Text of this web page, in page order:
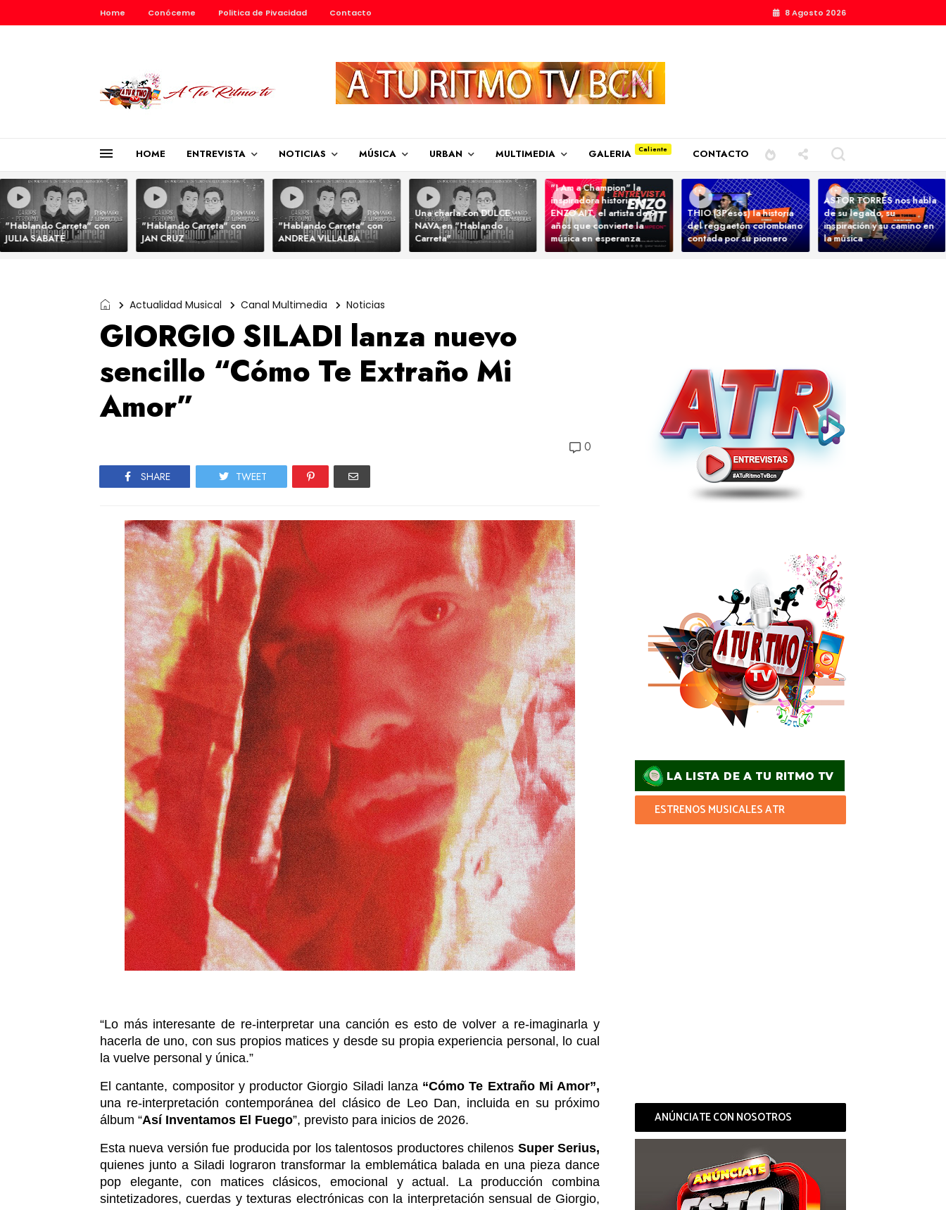
Home Conóceme Politica de Pivacidad Contacto 8 Agosto 2026
HOME ENTREVISTA NOTICIAS MÚSICA URBAN MULTIMEDIA GALERIA CONTACTO
"Hablando Carreta" con
JULIA SABATÉ
"Hablando Carreta" con
JAN CRUZ
"Hablando Carreta" con
ANDREA VILLALBA
Una charla con DULCE
NAVA en "Hablando
Carreta"
"I Am a Champion" la
inspiradora historia de
ENZO AIT, el artista de 9
años que convierte la
música en esperanza
THIO (3Pesos) la historia
del reggaetón colombiano
contada por su pionero
ASTOR TORRES nos habla
de su legado, su
inspiración y su camino en
la música
Actualidad Musical Canal Multimedia Noticias
GIORGIO SILADI lanza nuevo
sencillo “Cómo Te Extraño Mi
Amor”
0
SHARE TWEET
“Lo más interesante de re-interpretar una canción es esto de volver a re-imaginarla y
hacerla de uno, con sus propios matices y desde su propia experiencia personal, lo cual
la vuelve personal y única.”
El cantante, compositor y productor Giorgio Siladi lanza “Cómo Te Extraño Mi Amor”,
una re-interpretación contemporánea del clásico de Leo Dan, incluida en su próximo
álbum “Así Inventamos El Fuego”, previsto para inicios de 2026.
Esta nueva versión fue producida por los talentosos productores chilenos
quienes junto a Siladi lograron transformar la emblemática balada en una pieza dance
pop elegante, con matices clásicos, emocional y actual. La producción combina
sintetizadores, cuerdas y texturas electrónicas con la interpretación sensual de Giorgio,
ESTRENOS MUSICALES ATR
ANÚNCIATE CON NOSOTROS